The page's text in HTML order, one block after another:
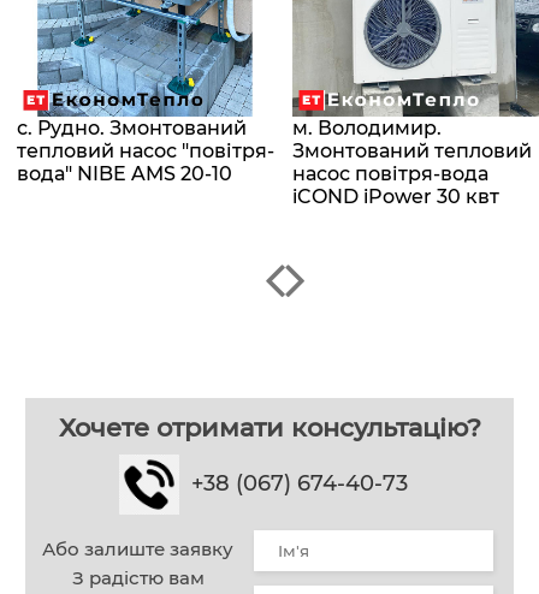
с. Рудно. Змонтований
тепловий насос "повітря-
вода" NIBE AMS 20-10
м. Володимир.
Змонтований тепловий
насос повітря-вода
iCOND iPower 30 квт
Хочете отримати консультацію?
+38 (067) 674-40-73
Або залиште заявку
З радістю вам